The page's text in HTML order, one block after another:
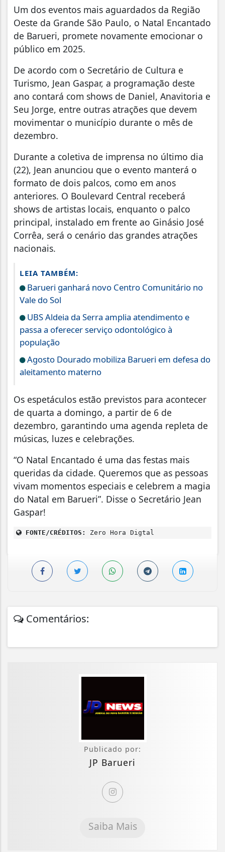
Um dos eventos mais aguardados da Região
Oeste da Grande São Paulo, o Natal Encantado
de Barueri, promete novamente emocionar o
público em 2025.
De acordo com o Secretário de Cultura e
Turismo, Jean Gaspar, a programação deste
ano contará com shows de Daniel, Anavitoria e
Seu Jorge, entre outras atrações que devem
movimentar o município durante o mês de
dezembro.
Durante a coletiva de imprensa no último dia
(22), Jean anunciou que o evento manterá o
formato de dois palcos, como em anos
anteriores. O Boulevard Central receberá
shows de artistas locais, enquanto o palco
principal, instalado em frente ao Ginásio José
Corrêa, será o cenário das grandes atrações
nacionais.
LEIA TAMBÉM:
Barueri ganhará novo Centro Comunitário no
Vale do Sol
UBS Aldeia da Serra amplia atendimento e
passa a oferecer serviço odontológico à
população
Agosto Dourado mobiliza Barueri em defesa do
aleitamento materno
Os espetáculos estão previstos para acontecer
de quarta a domingo, a partir de 6 de
dezembro, garantindo uma agenda repleta de
músicas, luzes e celebrações.
“O Natal Encantado é uma das festas mais
queridas da cidade. Queremos que as pessoas
vivam momentos especiais e celebrem a magia
do Natal em Barueri”. Disse o Secretário Jean
Gaspar!
FONTE/CRÉDITOS: Zero Hora Digtal
Comentários:
Publicado por:
JP Barueri
Saiba Mais